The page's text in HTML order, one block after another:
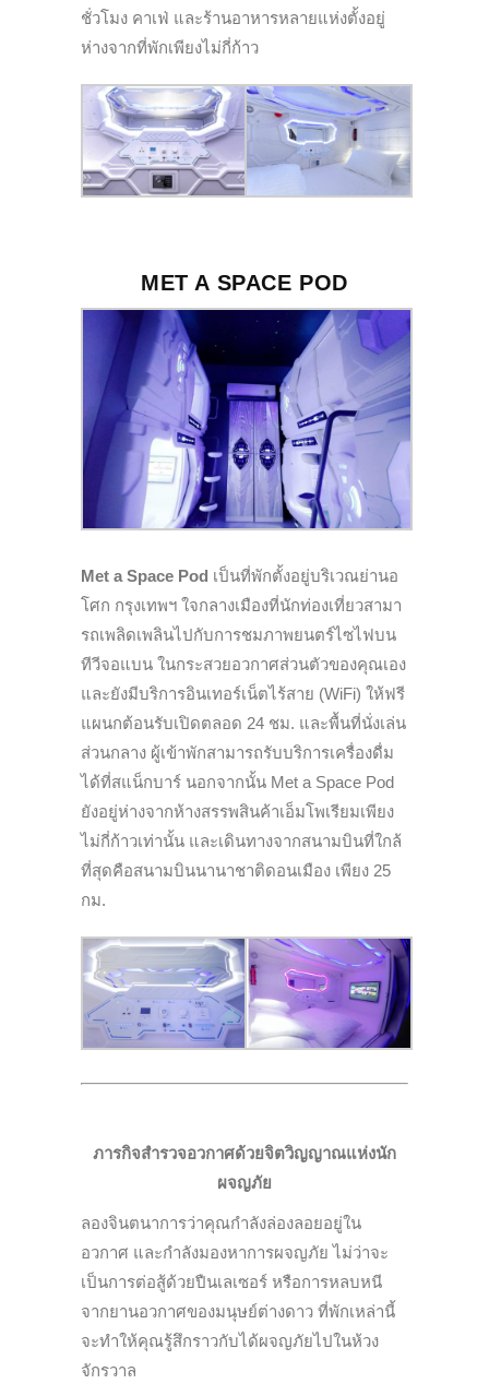
ชั่วโมง คาเฟ่ และร้านอาหารหลายแห่งตั้งอยู่
ห่างจากที่พักเพียงไม่กี่ก้าว
MET A SPACE POD
Met a Space Pod เป็นที่พักตั้งอยู่บริเวณย่านอ
โศก กรุงเทพฯ ใจกลางเมืองที่นักท่องเที่ยวสามา
รถเพลิดเพลินไปกับการชมภาพยนตร์ไซไฟบน
ทีวีจอแบน ในกระสวยอวกาศส่วนตัวของคุณเอง
และยังมีบริการอินเทอร์เน็ตไร้สาย (WiFi) ให้ฟรี
แผนกต้อนรับเปิดตลอด 24 ชม. และพื้นที่นั่งเล่น
ส่วนกลาง ผู้เข้าพักสามารถรับบริการเครื่องดื่ม
ได้ที่สแน็กบาร์ นอกจากนั้น Met a Space Pod
ยังอยู่ห่างจากห้างสรรพสินค้าเอ็มโพเรียมเพียง
ไม่กี่ก้าวเท่านั้น และเดินทางจากสนามบินที่ใกล้
ที่สุดคือสนามบินนานาชาติดอนเมือง เพียง 25
กม.
ภารกิจสำรวจอวกาศด้วยจิตวิญญาณแห่งนัก
ผจญภัย
ลองจินตนาการว่าคุณกำลังล่องลอยอยู่ใน
อวกาศ และกำลังมองหาการผจญภัย ไม่ว่าจะ
เป็นการต่อสู้ด้วยปืนเลเซอร์ หรือการหลบหนี
จากยานอวกาศของมนุษย์ต่างดาว ที่พักเหล่านี้
จะทำให้คุณรู้สึกราวกับได้ผจญภัยไปในห้วง
จักรวาล